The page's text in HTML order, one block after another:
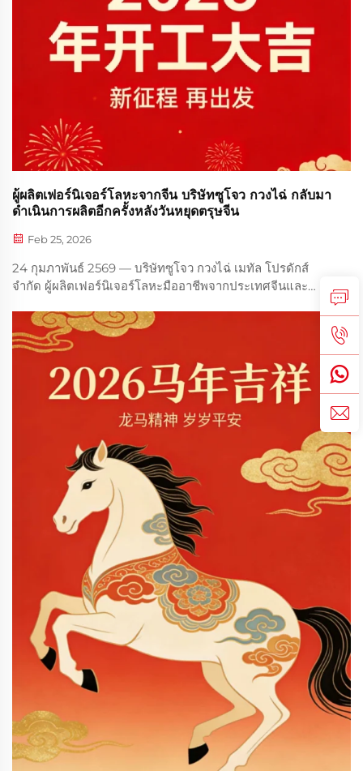
ผู้ผลิตเฟอร์นิเจอร์โลหะจากจีน บริษัทซูโจว กวงไฉ่ กลับมา
ดำเนินการผลิตอีกครั้งหลังวันหยุดตรุษจีน
Feb 25, 2026
24 กุมภาพันธ์ 2569 — บริษัทซูโจว กวงไฉ่ เมทัล โปรดักส์
จำกัด ผู้ผลิตเฟอร์นิเจอร์โลหะมืออาชีพจากประเทศจีนและ
ผลิตอย่างเป็นทางการในวันนี้ หลังจากวันหยุดตรุษจีน บริษัทได้
เข้าสู่ขั้นตอนการผลิตเต็มรูปแบบ...